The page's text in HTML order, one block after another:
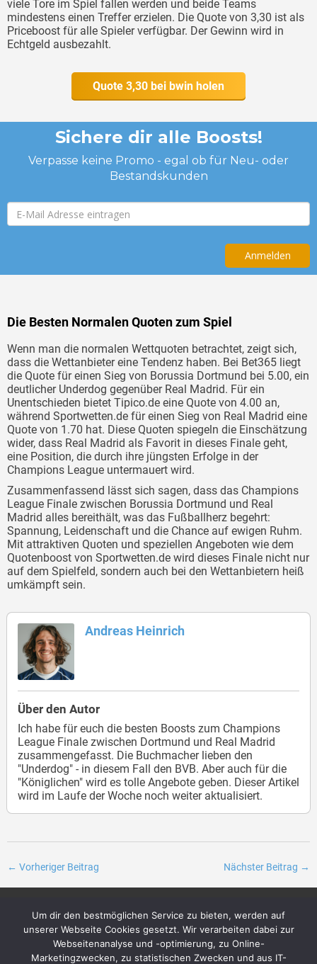
viele Tore im Spiel fallen werden und beide Teams
mindestens einen Treffer erzielen. Die Quote von 3,30 ist als
Priceboost für alle Spieler verfügbar. Der Gewinn wird in
Echtgeld ausbezahlt.
Quote 3,30 bei bwin holen
Die Besten Normalen Quoten zum Spiel
Wenn man die normalen Wettquoten betrachtet, zeigt sich,
dass die Wettanbieter eine Tendenz haben. Bei Bet365 liegt
die Quote für einen Sieg von Borussia Dortmund bei 5.00, ein
deutlicher Underdog gegenüber Real Madrid. Für ein
Unentschieden bietet Tipico.de eine Quote von 4.00 an,
während Sportwetten.de für einen Sieg von Real Madrid eine
Quote von 1.70 hat. Diese Quoten spiegeln die Einschätzung
wider, dass Real Madrid als Favorit in dieses Finale geht,
eine Position, die durch ihre jüngsten Erfolge in der
Champions League untermauert wird.
Zusammenfassend lässt sich sagen, dass das Champions
League Finale zwischen Borussia Dortmund und Real
Madrid alles bereithält, was das Fußballherz begehrt:
Spannung, Leidenschaft und die Chance auf ewigen Ruhm.
Mit attraktiven Quoten und speziellen Angeboten wie dem
Quotenboost von Sportwetten.de wird dieses Finale nicht nur
auf dem Spielfeld, sondern auch bei den Wettanbietern heiß
umkämpft sein.
Andreas Heinrich
Über den Autor
Ich habe für euch die besten Boosts zum Champions
League Finale zwischen Dortmund und Real Madrid
zusammengefasst. Die Buchmacher lieben den
"Underdog" - in diesem Fall den BVB. Aber auch für die
"Königlichen" wird es tolle Angebote geben. Dieser Artikel
wird im Laufe der Woche noch weiter aktualisiert.
Nächster Beitrag →
← Vorheriger Beitrag
Archiv
Impressum
Datenschutzerklärung
Über uns
Das Team + unsere Ziele
Kontakt
Um dir den bestmöglichen Service zu bieten, werden auf
unserer Webseite Cookies gesetzt. Wir verarbeiten dabei zur
Webseitenanalyse und -optimierung, zu Online-
Marketingzwecken, zu statistischen Zwecken und aus IT-